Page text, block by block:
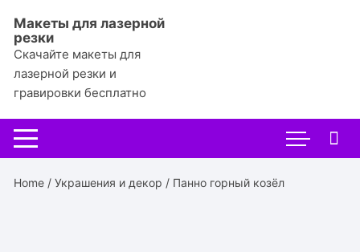
содержимому
Макеты для лазерной
резки
Скачайте макеты для
лазерной резки и
гравировки бесплатно
Home /Украшения и декор / Панно горный козёл